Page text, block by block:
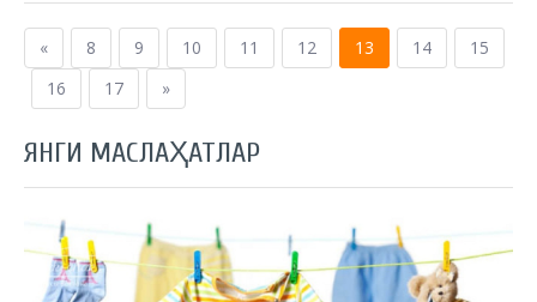
« 8 9 10 11 12 13 14
15
16
17 »
ЯНГИ МАСЛАҲАТЛАР